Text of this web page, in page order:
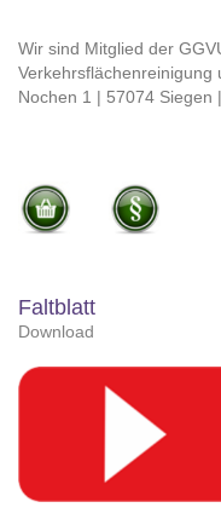
Wir sind Mitglied der
Verkehrsflächenreinigung
Nochen 1 | 57074 Siegen |
Faltblatt
Download